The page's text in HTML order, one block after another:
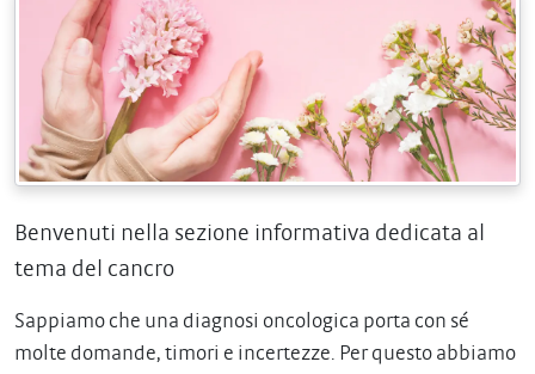
Benvenuti nella sezione informativa dedicata al
tema del cancro
Sappiamo che una diagnosi oncologica porta con sé
molte domande, timori e incertezze. Per questo abbiamo